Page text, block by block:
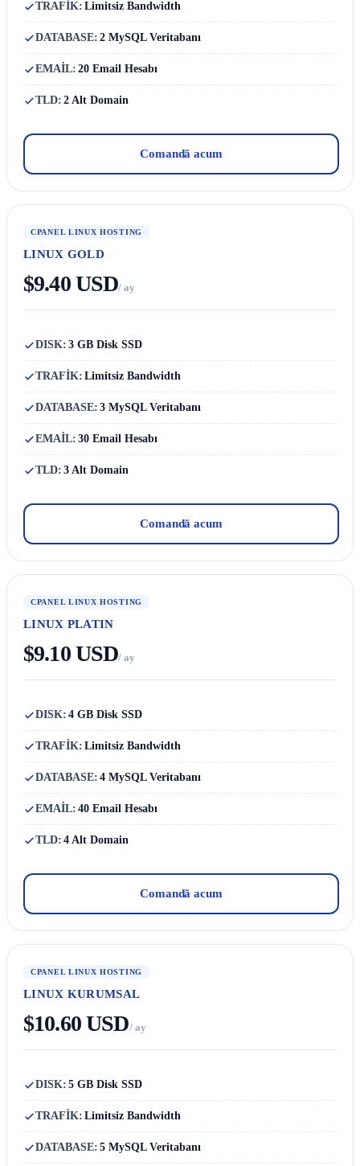
TRAFİK: Limitsiz Bandwidth
DATABASE: 2 MySQL Veritabanı
EMAİL: 20 Email Hesabı
TLD: 2 Alt Domain
Comandă acum
CPANEL LINUX HOSTING
LINUX GOLD
$9.40 USD/ ay
DISK: 3 GB Disk SSD
TRAFİK: Limitsiz Bandwidth
DATABASE: 3 MySQL Veritabanı
EMAİL: 30 Email Hesabı
TLD: 3 Alt Domain
Comandă acum
CPANEL LINUX HOSTING
LINUX PLATIN
$9.10 USD/ ay
DISK: 4 GB Disk SSD
TRAFİK: Limitsiz Bandwidth
DATABASE: 4 MySQL Veritabanı
EMAİL: 40 Email Hesabı
TLD: 4 Alt Domain
Comandă acum
CPANEL LINUX HOSTING
LINUX KURUMSAL
$10.60 USD/ ay
DISK: 5 GB Disk SSD
TRAFİK: Limitsiz Bandwidth
DATABASE: 5 MySQL Veritabanı